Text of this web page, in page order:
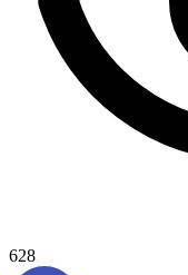
628